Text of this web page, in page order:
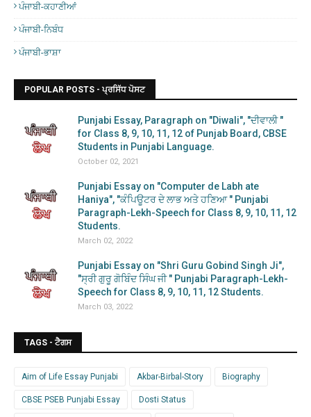
ਪੰਜਾਬੀ-ਕਹਾਣੀਆਂ
ਪੰਜਾਬੀ-ਨਿਬੰਧ
ਪੰਜਾਬੀ-ਭਾਸ਼ਾ
POPULAR POSTS - ਪ੍ਰਸਿੱਧ ਪੋਸਟ
Punjabi Essay, Paragraph on "Diwali", "ਦੀਵਾਲੀ "
for Class 8, 9, 10, 11, 12 of Punjab Board, CBSE
Students in Punjabi Language.
October 02, 2021
Punjabi Essay on "Computer de Labh ate
Haniya", "ਕੰਪਿਊਟਰ ਦੇ ਲਾਭ ਅਤੇ ਹਣਿਆ " Punjabi
Paragraph-Lekh-Speech for Class 8, 9, 10, 11, 12
Students.
March 02, 2022
Punjabi Essay on "Shri Guru Gobind Singh Ji",
"ਸ੍ਰੀ ਗੁਰੂ ਗੋਬਿੰਦ ਸਿੰਘ ਜੀ " Punjabi Paragraph-Lekh-
Speech for Class 8, 9, 10, 11, 12 Students.
March 03, 2022
TAGS - ਟੈਗਸ
Aim of Life Essay Punjabi Akbar-Birbal-Story Biography
CBSE PSEB Punjabi Essay Dosti Status